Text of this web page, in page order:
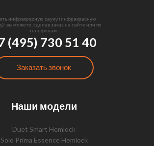
инфракрасную сауну (инфракрасную
вы можете, сделав заказ на сайте или по
телефонам:
(495) 730 51 40
Заказать звонок
Наши модели
Duet Smart Hemlock
Solo Prima Essence Hemlock